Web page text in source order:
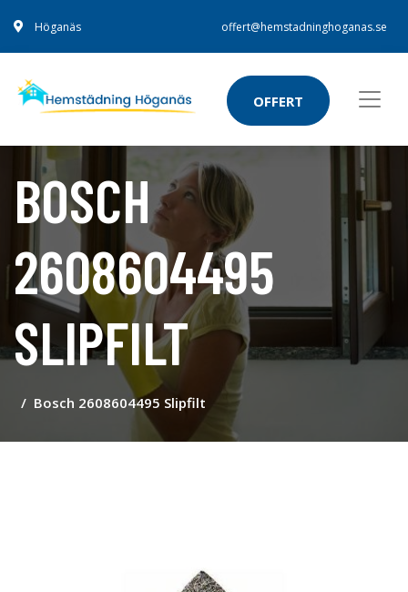
Höganäs offert@hemstadninghoganas.se
OFFERT
BOSCH
2608604495
SLIPFILT
Bosch 2608604495 Slipfilt